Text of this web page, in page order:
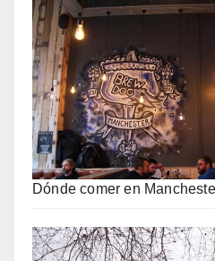
Dónde comer en